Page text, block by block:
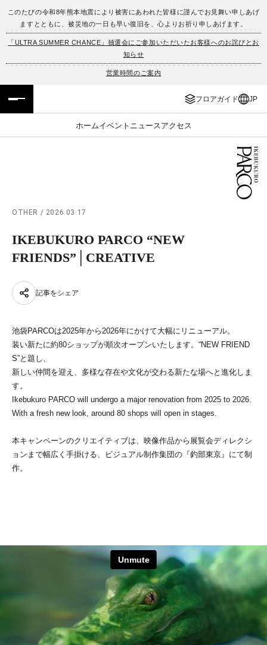
このたびの令和8年熊本地震により被害にあわれた皆様に謹んでお見舞い申しあげ
ますとともに、被災地の一日も早い復旧を、心よりお祈り申しあげます。
「ULTRA SUMMER CHANCE」抽選会にご参加いただいたお客様へのお詫びとお
知らせ
営業時間のご案内
フロアガイド JP
ホームイベント ニュース アクセス
フロアガイド
施設案内・アクセス
ENGLISH
繁体字
OTHER / 2026.03.17
IKEBUKURO PARCO “NEW
FRIENDS”│CREATIVE
記事をシェア
池袋PARCOは2025年から2026年にかけて大幅にリニューアル。
装い新たに約80ショップが順次オープンいたします。“NEW FRIEND
S”と題し、
新しい仲間を迎え、多様な存在や文化が交わる新たな場へと進化しま
す。
Ikebukuro PARCO will undergo a major renovation from 2025 to 2026.
With a fresh new look, around 80 shops will open in stages.
本キャンペーンのクリエイティブは、映像作品から展覧会ディレクシ
ョンまで幅広く手掛ける、ビジュアル制作集団の『釣部東京』にて制
作。